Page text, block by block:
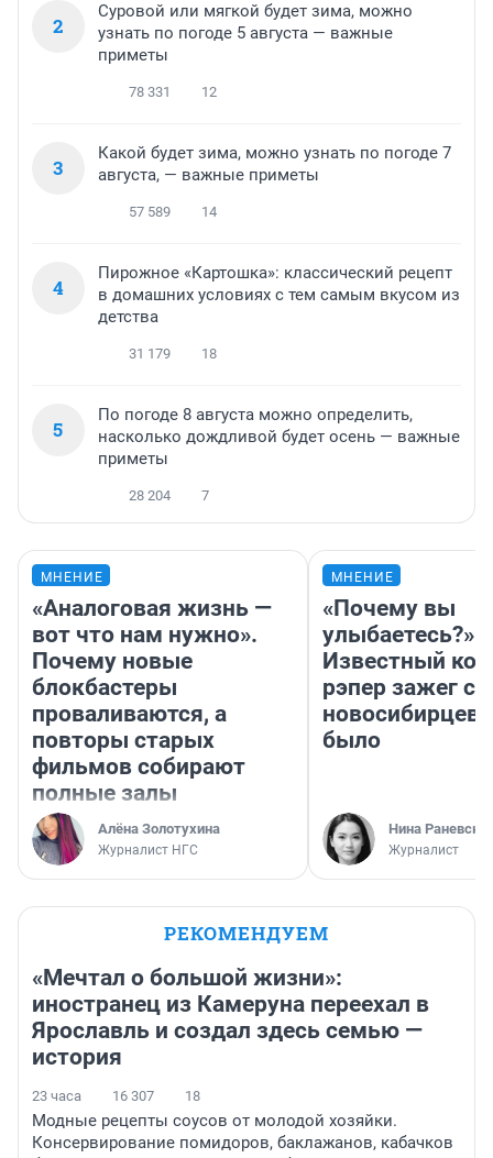
2
Суровой или мягкой будет зима, можно
узнать по погоде 5 августа — важные
приметы
78 331 12
3
Какой будет зима, можно узнать по погоде 7
августа, — важные приметы
57 589 14
4
Пирожное «Картошка»: классический рецепт
в домашних условиях с тем самым вкусом из
детства
31 179 18
5
По погоде 8 августа можно определить,
насколько дождливой будет осень — важные
приметы
28 204 7
МНЕНИЕ
«Аналоговая жизнь —
вот что нам нужно».
Почему новые
блокбастеры
проваливаются, а
повторы старых
фильмов собирают
полные залы
Алёна Золотухина
Журналист НГС
МНЕНИЕ
«Почему вы
улыбаетесь?»
Известный
рэпер зажег с
новосибирцев:
было
Нина
Журналист
РЕКОМЕНДУЕМ
«Мечтал о большой жизни»:
иностранец из Камеруна переехал в
Ярославль и создал здесь семью —
история
23 часа 16 307 18
Модные рецепты соусов от молодой хозяйки.
Консервирование помидоров, баклажанов, кабачков